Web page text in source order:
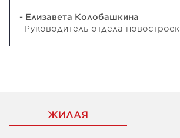
- Елизавета Колобашкина
Руководитель отдела новостроек
ЖИЛАЯ